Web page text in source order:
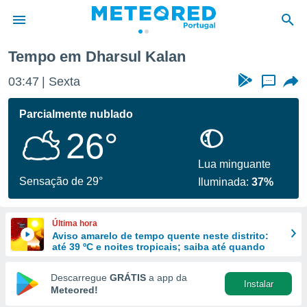
da
foi
fornecidas
a este
das
e
forma
digital
Tempo em Dharsul Kalan
03:47 Sexta ...
Parcialmente nublado
26°
Sensação de 29°
Lua minguante
Iluminada:37%
Última hora
Aviso amarelo de tempo quente neste distrito:
até 39 ºC e noites tropicais; saiba até quando
Descarregue GRÁTIS a app da
Meteored!
Instalar